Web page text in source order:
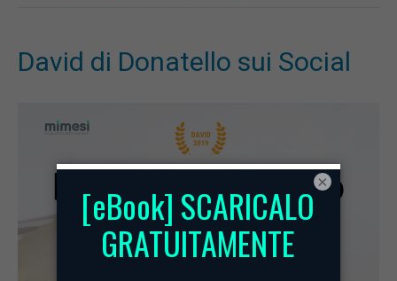
David di Donatello sui Social
×